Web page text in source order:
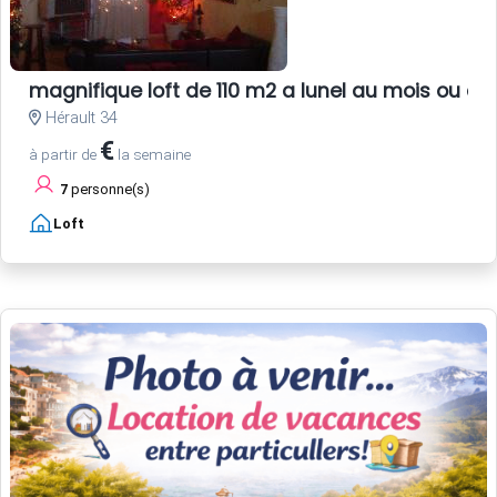
magnifique loft de 110 m2 a lunel au mois ou
Hérault 34
à partir de € la semaine
7 personne(s)
Loft